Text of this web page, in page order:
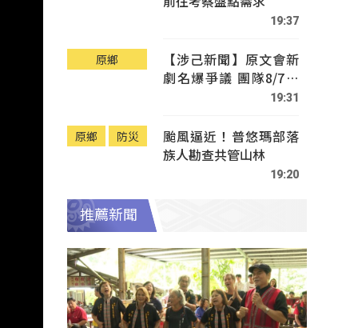
19:37
原鄉
【涉己新聞】原文會新
劇名爆爭議 團隊8/7赴
19:31
原鄉 防災
颱風逼近！普悠瑪部落
族人勘查共管山林
19:20
推薦新聞